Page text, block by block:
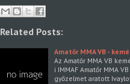
Related Posts:
Amatőr MMA VB -
Az Amatőr MMA VB
i IMMAF Amatőr MMA
győzelmet aratott